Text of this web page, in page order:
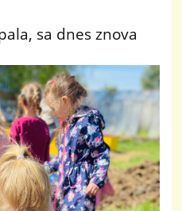
sa dnes znova